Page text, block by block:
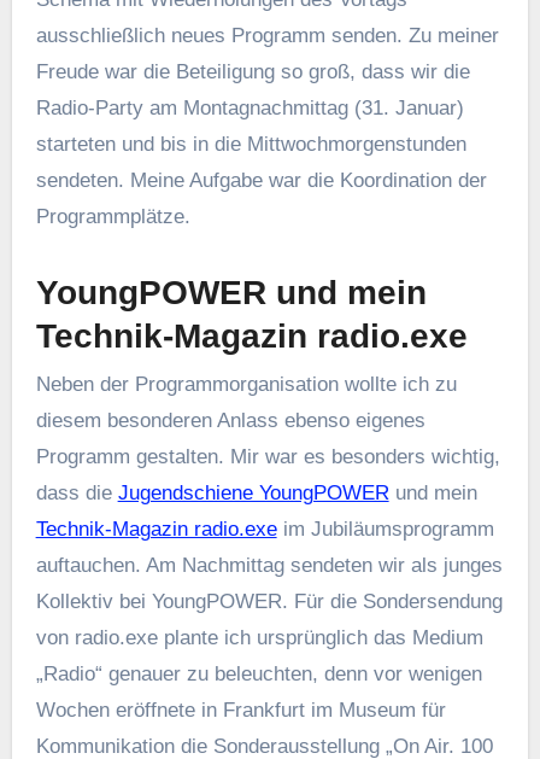
ausschließlich neues Programm senden. Zu meiner
Freude war die Beteiligung so groß, dass wir die
Radio-Party am Montagnachmittag (31. Januar)
starteten und bis in die Mittwochmorgenstunden
sendeten. Meine Aufgabe war die Koordination der
Programmplätze.
YoungPOWER und mein
Technik-Magazin radio.exe
Neben der Programmorganisation wollte ich zu
diesem besonderen Anlass ebenso eigenes
Programm gestalten. Mir war es besonders wichtig,
dass die Jugendschiene YoungPOWER und mein
Technik-Magazin radio.exeim Jubiläumsprogramm
auftauchen. Am Nachmittag sendeten wir als junges
Kollektiv bei YoungPOWER. Für die Sondersendung
von radio.exe plante ich ursprünglich das Medium
„Radio“ genauer zu beleuchten, denn vor wenigen
Wochen eröffnete in Frankfurt im Museum für
Kommunikation die Sonderausstellung „On Air. 100